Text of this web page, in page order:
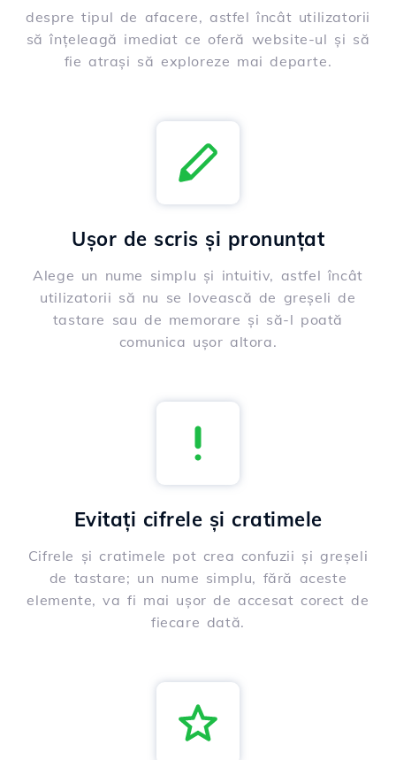
despre tipul de afacere, astfel încât utilizatorii
să înțeleagă imediat ce oferă website-ul și să
fie atrași să exploreze mai departe.
Ușor de scris și pronunțat
Alege un nume simplu și intuitiv, astfel încât
utilizatorii să nu se lovească de greșeli de
tastare sau de memorare și să-l poată
comunica ușor altora.
Evitați cifrele și cratimele
Cifrele și cratimele pot crea confuzii și greșeli
de tastare; un nume simplu, fără aceste
elemente, va fi mai ușor de accesat corect de
fiecare dată.